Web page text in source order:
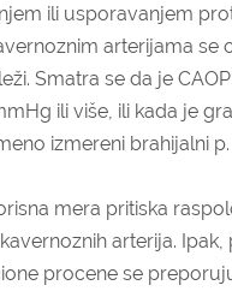
ili usporavanjem
arterijama se
Smatra se da je
ili više, ili kada je
izmereni brahijalni
mera pritiska
arterija. Ipak,
procene se